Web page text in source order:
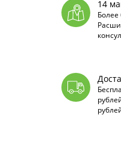
14
Более